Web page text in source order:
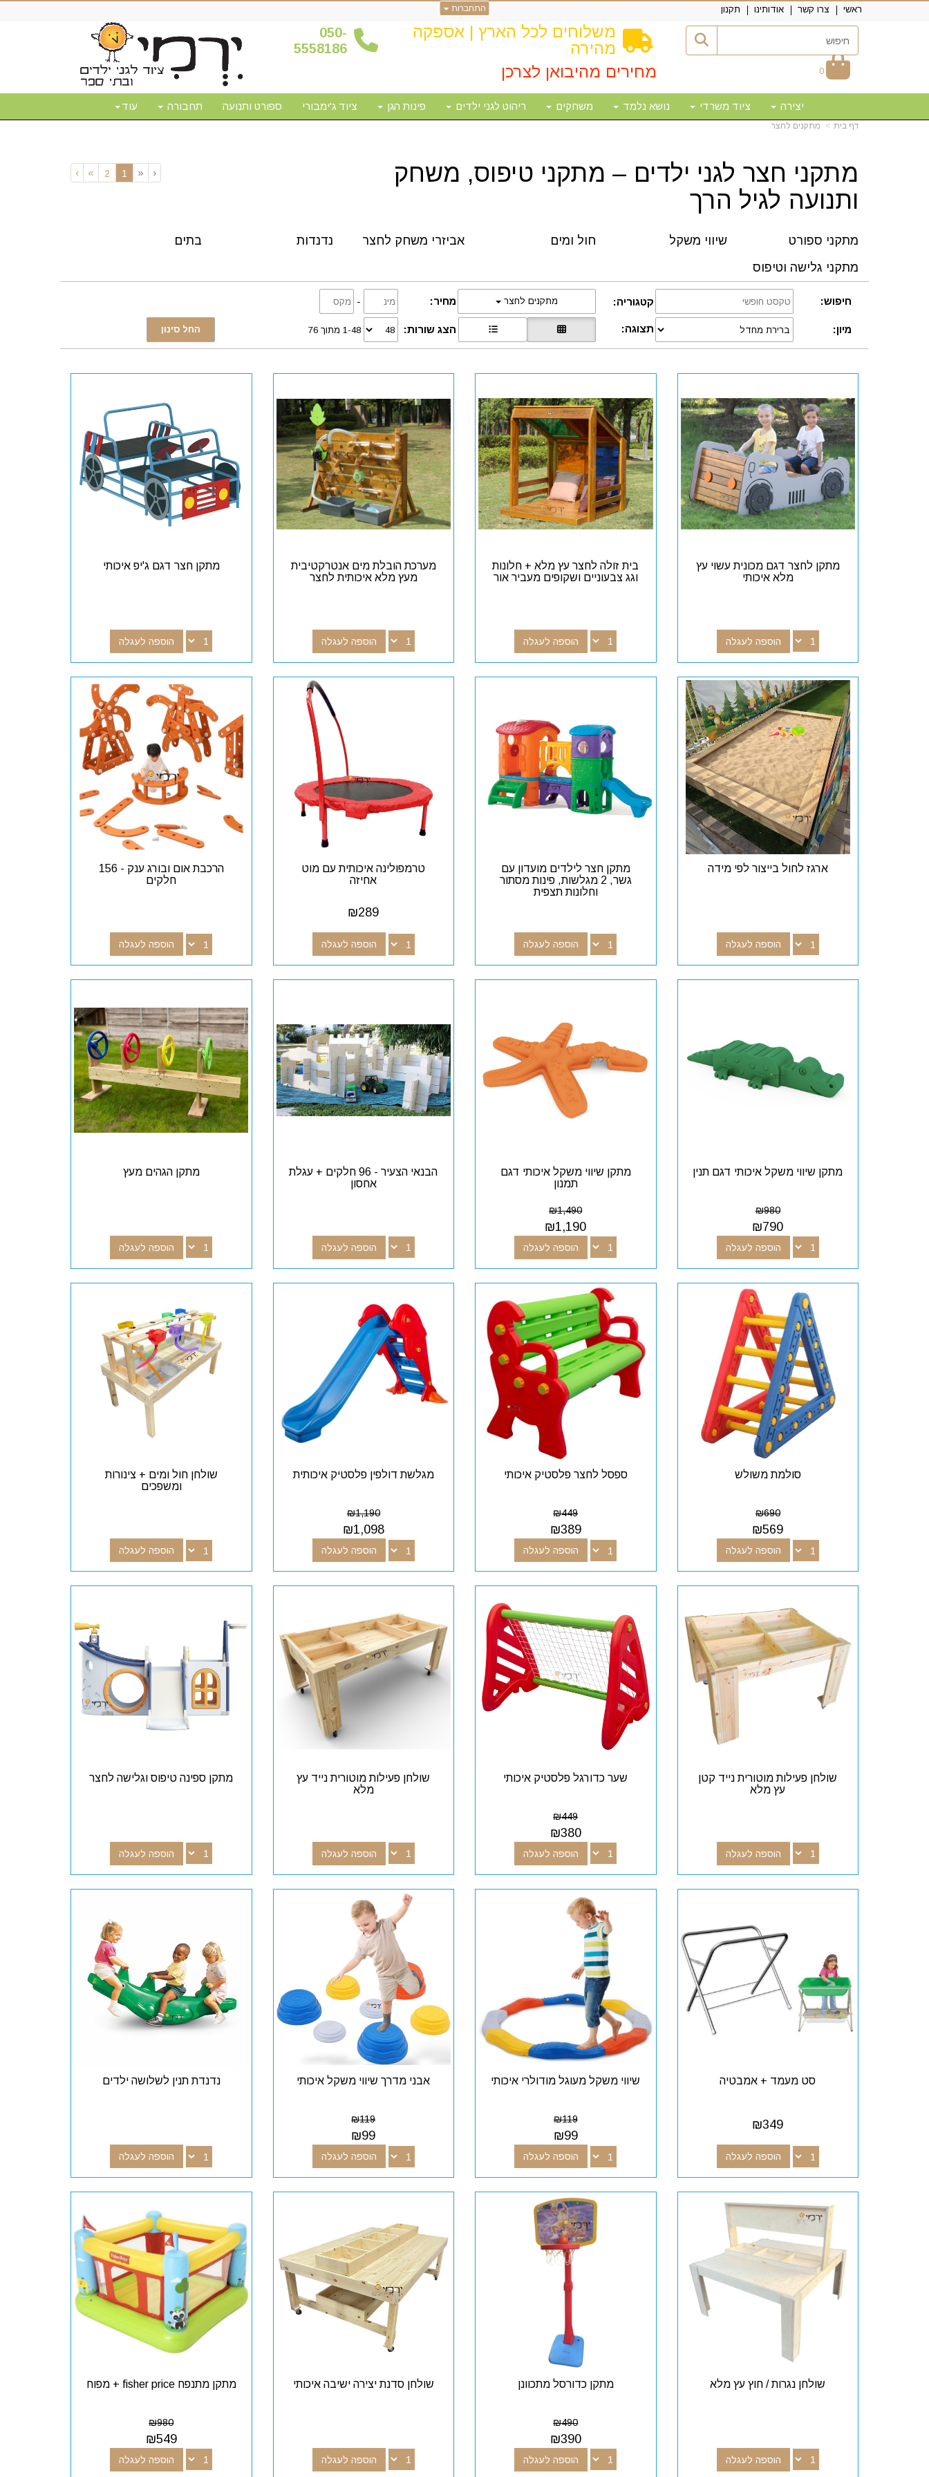
התחברות ראשי צרו קשר אודותינו תקנון
0
משלוחים לכל הארץ | אספקה
מהירה
050-
5558186
מחירים מהיבואן לצרכן
יצירה ציוד משרדי נושא נלמד משחקים ריהוט לגני ילדים פינות הגן ציוד ג'ימבורי ספורט ותנועה תחבורה עוד
דף בית מתקנים לחצר
מתקני חצר לגני ילדים – מתקני טיפוס, משחק
ותנועה לגיל הרך
‹
«
1
2
»
›
מתקני ספורט שיווי משקל חול ומים אביזרי משחק לחצר נדנדות
בתים
מתקני גלישה וטיפוס
חיפוש: קטגוריה: מתקנים לחצר מחיר: -
מיון: תצוגה: הצג שורות: 1-48 מתוך 76
מתקן לחצר דגם מכונית עשוי עץ
מלא איכותי
הוספה לעגלה
בית זולה לחצר עץ מלא + חלונות
וגג צבעוניים ושקופים מעביר אור
הוספה לעגלה
מערכת הובלת מים אנטרקטיבית
מעץ מלא איכותית לחצר
הוספה לעגלה
מתקן חצר דגם ג'יפ איכותי
הוספה לעגלה
ארגז לחול בייצור לפי מידה
הוספה לעגלה
מתקן חצר לילדים מועדון עם
גשר, 2 מגלשות, פינות מסתור
וחלונות תצפית
הוספה לעגלה
טרמפולינה איכותית עם מוט
אחיזה
₪289
הוספה לעגלה
הרכבת אום ובורג ענק - 156
חלקים
הוספה לעגלה
מתקן שיווי משקל איכותי דגם תנין
₪980
₪790
הוספה לעגלה
מתקן שיווי משקל איכותי דגם
תמנון
₪1,490
₪1,190
הוספה לעגלה
הבנאי הצעיר - 96 חלקים + עגלת
אחסון
הוספה לעגלה
מתקן הגהים מעץ
הוספה לעגלה
סולמת משולש
₪690
₪569
הוספה לעגלה
ספסל לחצר פלסטיק איכותי
₪449
₪389
הוספה לעגלה
מגלשת דולפין פלסטיק איכותית
₪1,190
₪1,098
הוספה לעגלה
שולחן חול ומים + צינורות
ומשפכים
הוספה לעגלה
שולחן פעילות מוטורית נייד קטן
עץ מלא
הוספה לעגלה
שער כדורגל פלסטיק איכותי
₪449
₪380
הוספה לעגלה
שולחן פעילות מוטורית נייד עץ
מלא
הוספה לעגלה
מתקן ספינה טיפוס וגלישה לחצר
הוספה לעגלה
סט מעמד + אמבטיה
₪349
הוספה לעגלה
שיווי משקל מעוגל מודולרי איכותי
₪119
₪99
הוספה לעגלה
אבני מדרך שיווי משקל איכותי
₪119
₪99
הוספה לעגלה
נדנדת תנין לשלושה ילדים
הוספה לעגלה
שולחן נגרות / חוץ עץ מלא
הוספה לעגלה
מתקן כדורסל מתכוונן
₪490
₪390
הוספה לעגלה
שולחן סדנת יצירה ישיבה איכותי
הוספה לעגלה
מתקן מתנפח fisher price + מפוח
₪980
₪549
הוספה לעגלה